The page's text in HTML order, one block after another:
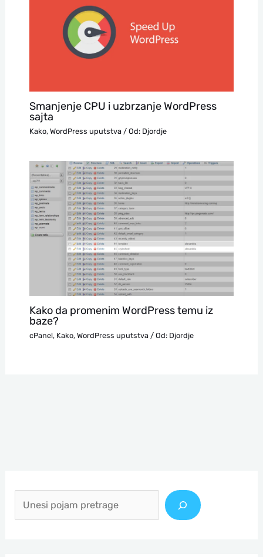
Smanjenje CPU i uzbrzanje WordPress
sajta
Kako, WordPress uputstva/ Od: Djordje
Kako da promenim WordPress temu iz
baze?
cPanel, Kako, WordPress uputstva/ Od: Djordje
е